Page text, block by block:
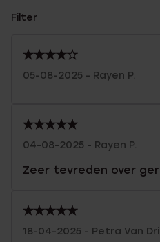
Filter
05-08-2025 - Rayen P.
04-08-2025 - Rayen P.
Zeer tevreden over
18-04-2025 - Petra Van